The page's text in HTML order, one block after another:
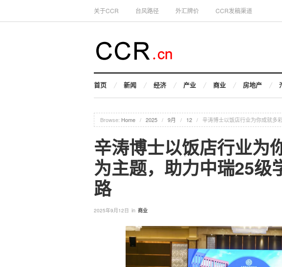
关于CCR 台风路径 外汇牌价 CCR发稿渠道
首页 新闻 经济 产业 商业 房地产
Browse: Home / 2025 / 9月 / 12 / 辛涛博士以饭店行业为你成就多
辛涛博士以饭店行业为
为主题，助力中瑞25级
路
2025年9月12日 in 商业